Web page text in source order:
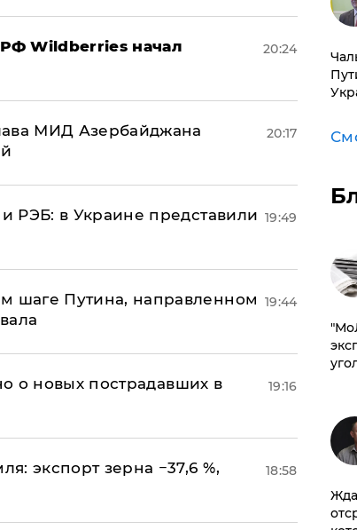
РФ Wildberries начал
20:24
МИД Азербайджана
20:17
РЭБ: в Украине представили 19:49
шаге Путина, направленном 19:44
о новых пострадавших в
19:16
экспорт зерна −37,6 %,
18:58